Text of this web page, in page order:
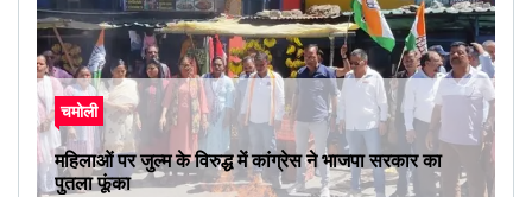
चमोली
महिलाओं पर जुल्म के विरुद्ध में कांग्रेस ने भाजपा सरकार का
पुतला फूंका